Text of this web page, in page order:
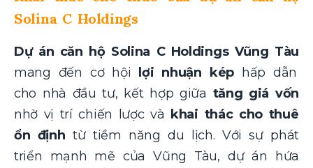
Solina C Holdings
Dự án căn hộ Solina C Holdings Vũng Tàu
mang đến cơ hội
lợi nhuận képhấp dẫn
cho nhà đầu tư, kết hợp giữa tăng giá vốn
nhờ vị trí chiến lược và khai thác cho thuê
ổn định từ tiềm năng du lịch. Với sự phát
triển mạnh mẽ của Vũng Tàu, dự án hứa